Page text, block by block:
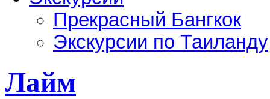
Прекрасный Бангкок
Экскурсии по Таиланду
Лайм